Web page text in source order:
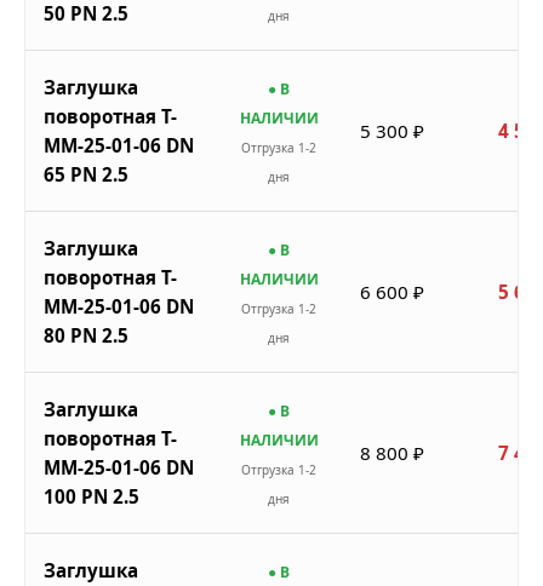
50 PN 2.5
дня
Заглушка
поворотная Т-
ММ-25-01-06 DN
65 PN 2.5
● В
НАЛИЧИИ
Отгрузка 1-2
дня
5 300 ₽ 4
Заглушка
поворотная Т-
ММ-25-01-06 DN
80 PN 2.5
● В
НАЛИЧИИ
Отгрузка 1-2
дня
6 600 ₽ 5
Заглушка
поворотная Т-
ММ-25-01-06 DN
100 PN 2.5
● В
НАЛИЧИИ
Отгрузка 1-2
дня
8 800 ₽ 7
Заглушка
● В